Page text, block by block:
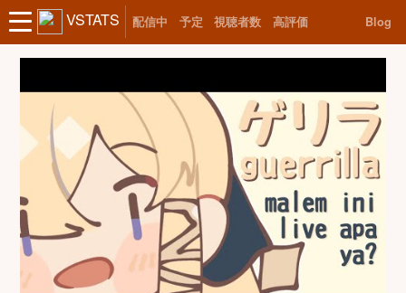
VSTATS 配信中 予定 視聴者数 高評価 Blog